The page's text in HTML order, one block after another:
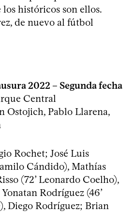
históricos son ellos.
de nuevo al fútbol
2022 – Segunda fecha
Central
Ostojich, Pablo Llarena,
Rochet; José Luis
Cándido), Mathías
(72’ Leonardo Coelho),
Rodríguez (46’
Diego Rodríguez; Brian